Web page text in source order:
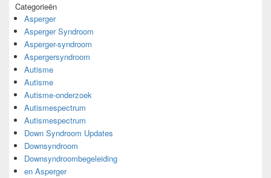
Categorieën
Asperger
Asperger Syndroom
Asperger-syndroom
Aspergersyndroom
Autisme
Autisme
Autisme-onderzoek
Autismespectrum
Autismespectrum
Down Syndroom Updates
Downsyndroom
Downsyndroombegeleiding
en Asperger